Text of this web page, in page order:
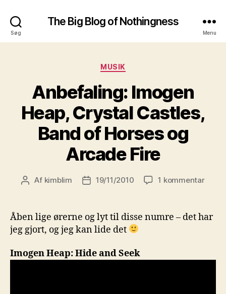
Søg
The Big Blog of Nothingness
Menu
Kategorier
MUSIK
Anbefaling: Imogen
Heap, Crystal Castles,
Band of Horses og
Arcade Fire
Indlægsforfatter
Af kimblim Indlægsdato
19/11/2010 1 kommentartil
Åben lige ørerne og lyt til disse numre – det har
jeg gjort, og jeg kan lide det
Imogen Heap: Hide and Seek